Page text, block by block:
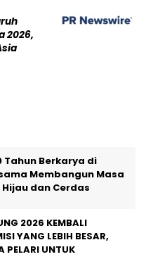
2026,
Tahun Berkarya di
Membangun Masa
dan Cerdas
2026 KEMBALI
YANG LEBIH BESAR,
PELARI UNTUK